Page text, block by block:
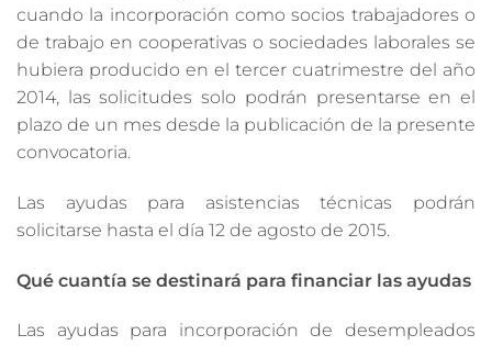
cuando la incorporación como socios trabajadores o
de trabajo en cooperativas o sociedades laborales se
hubiera producido en el tercer cuatrimestre del año
2014, las solicitudes solo podrán presentarse en el
plazo de un mes desde la publicación de la presente
convocatoria.
Las ayudas para asistencias técnicas podrán
solicitarse hasta el día 12 de agosto de 2015.
Qué cuantía se destinará para financiar las ayudas
Las ayudas para incorporación de desempleados